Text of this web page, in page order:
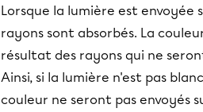
Lorsque la lumière est envoyée
rayons sont absorbés. La
résultat des rayons qui ne
Ainsi, si la lumière n'est pas
couleur ne seront pas envoyés